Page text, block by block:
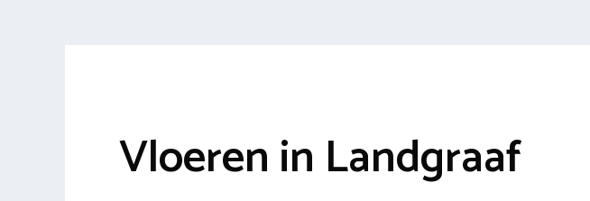
Vloeren in Landgraaf